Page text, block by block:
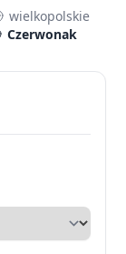
wielkopolskie
Czerwonak